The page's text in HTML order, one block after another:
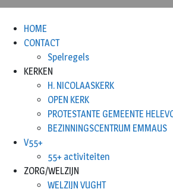
HOME
CONTACT
Spelregels
KERKEN
H. NICOLAASKERK
OPEN KERK
PROTESTANTE GEMEENTE
BEZINNINGSCENTRUM EMMAUS
V55+
55+ activiteiten
ZORG/WELZIJN
WELZIJN VUGHT